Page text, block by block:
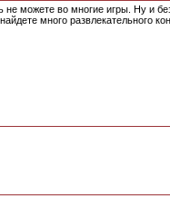
не можете во многие игры. Ну и
много развлекательного